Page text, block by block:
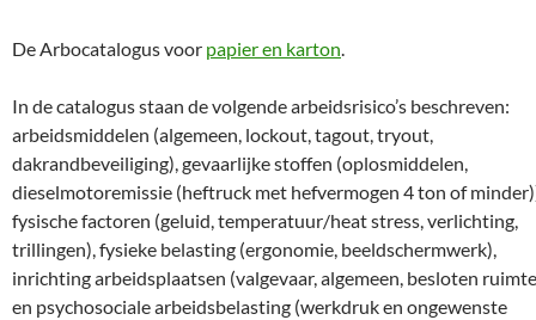
De Arbocatalogus voor papier en karton.
In de catalogus staan de volgende arbeidsrisico’s beschreven:
arbeidsmiddelen (algemeen, lockout, tagout, tryout,
dakrandbeveiliging), gevaarlijke stoffen (oplosmiddelen,
dieselmotoremissie (heftruck met hefvermogen 4 ton of
fysische factoren (geluid, temperatuur/heat stress, verlichting,
trillingen), fysieke belasting (ergonomie, beeldschermwerk),
inrichting arbeidsplaatsen (valgevaar, algemeen, besloten
en psychosociale arbeidsbelasting (werkdruk en ongewenste